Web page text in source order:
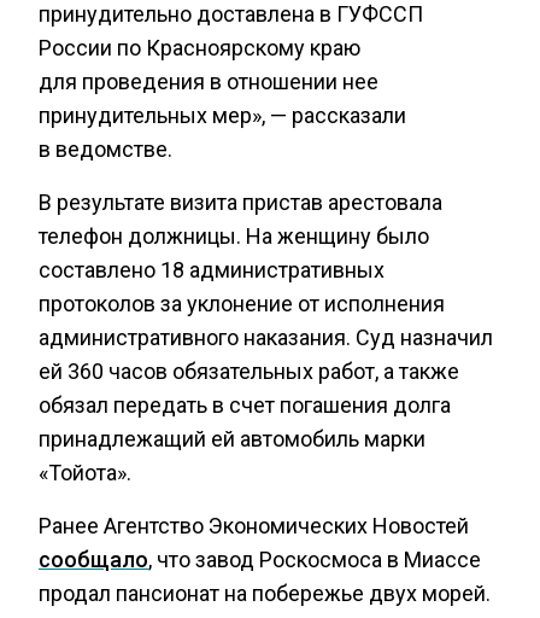
принудительно доставлена в ГУФССП
России по Красноярскому краю
для проведения в отношении нее
принудительных мер», — рассказали
в ведомстве.
В результате визита пристав арестовала
телефон должницы. На женщину было
составлено 18 административных
протоколов за уклонение от исполнения
административного наказания. Суд назначил
ей 360 часов обязательных работ, а также
обязал передать в счет погашения долга
принадлежащий ей автомобиль марки
«Тойота».
Ранее Агентство Экономических Новостей
сообщало, что завод Роскосмоса в Миассе
продал пансионат на побережье двух морей.